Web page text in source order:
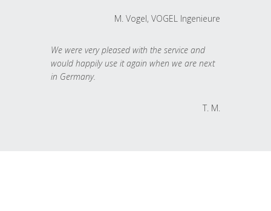
M. Vogel, VOGEL Ingenieure
We were very pleased with the service and
would happily use it again when we are next
in Germany.
T. M.